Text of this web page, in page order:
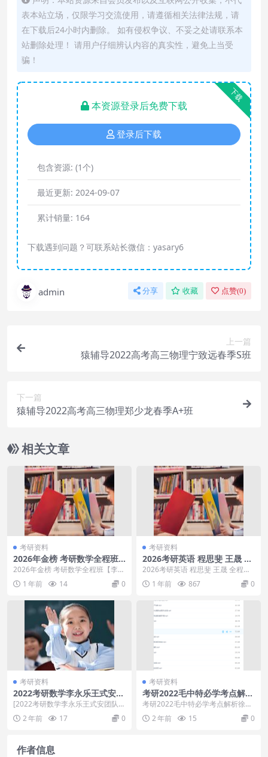
表本站立场，仅限学习交流使用，请遵循相关法律法规，请
在下载后24小时内删除。 如有侵权争议、不妥之处请联系本
站删除处理！ 请用户仔细辨认内容的真实性，避免上当受
骗！
下载
本资源登录后免费下载
登录后下载
包含资源: (1个)
最近更新: 2024-09-07
累计销量: 164
下载遇到问题？可联系站长微信：yasary6
admin 分享 收藏 点赞(0)
上一篇
猿辅导2022高考高三物理宁致远春季S班
下一篇
猿辅导2022高考高三物理郑少龙春季A+班
相关文章
考研资料
2026年金榜 考研数学全程班
【李永乐】
2026年金榜 考研数学全程班【李永
乐】，2026年金榜 考研数学全程班
【李永乐...
1 年前 14 0
考研资料
2026考研英语 程思斐 王晟 全
程
2026考研英语 程思斐 王晟 全程，2
026考研英语 程思斐 王晟 全程 目
录...1 年前 867 0
考研资料
2022考研数学李永乐王式安团
队课程全程
[2022考研数学李永乐王式安团队课
程全程]百度云网盘资源
2 年前 17 0
考研资料
考研2022毛中特必学考点解析
徐涛马克思主义中国化
考研2022毛中特必学考点解析徐涛
马克思主义中国化，所有的知识点
都会有详细的讲解...
2 年前 15 0
作者信息